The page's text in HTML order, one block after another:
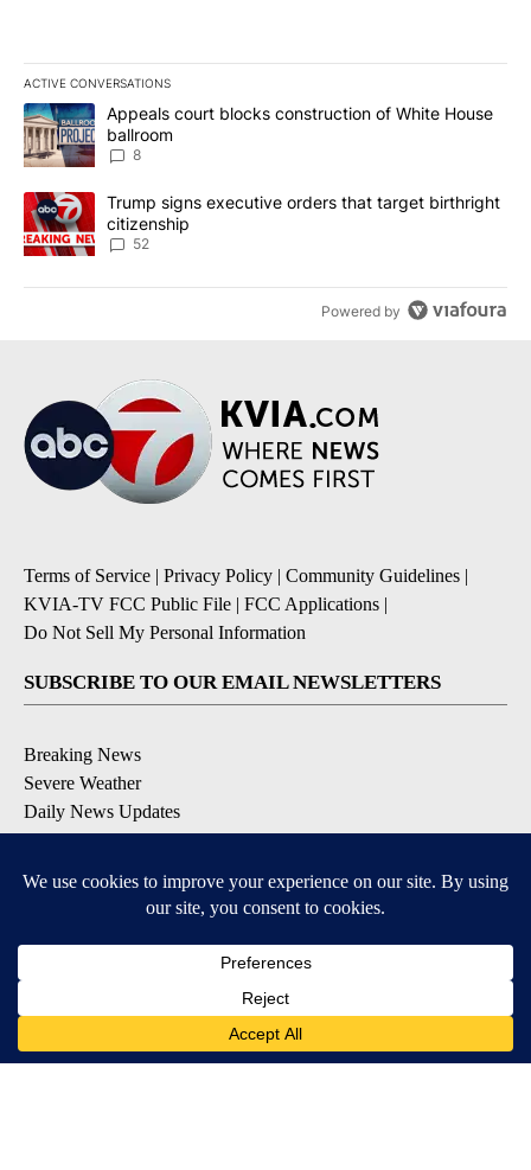
ACTIVE CONVERSATIONS
The following is a list of the most commented articles in the last
A trending article titled "Appeals court blocks construction of
Appeals court blocks construction of White House
ballroom
8
A trending article titled "Trump signs executive orders that
Trump signs executive orders that target birthright
citizenship
52
Powered by
Terms of Service | Privacy Policy | Community Guidelines |
KVIA-TV FCC Public File | FCC Applications |
Do Not Sell My Personal Information
SUBSCRIBE TO OUR EMAIL NEWSLETTERS
Breaking News
Severe Weather
Daily News Updates
Daily Weather Forecast
Contests & Promotions
DOWNLOAD OUR APPS
Available for iOS and Android